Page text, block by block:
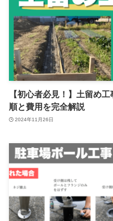
【初心者必見！】土留め
順と費用を完全解説
2024年11月26日